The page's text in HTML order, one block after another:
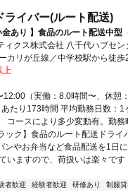
ライバー(ルート配送)
金あり 】食品のルート配送中型
実ィクス株式会社 八千代ハブセン
カリが丘線／中学校駅から徒歩
上
12:00（実働：8.0時間〜、休憩
たり173時間 平均勤務日数：1
コースにより多少変動有。勤務
ック】食品のルート配送ドライ
ンやお弁当など食品配送を1日
いますので、荷扱いは楽々です
者歓迎 経験者歓迎 研修あり 制服